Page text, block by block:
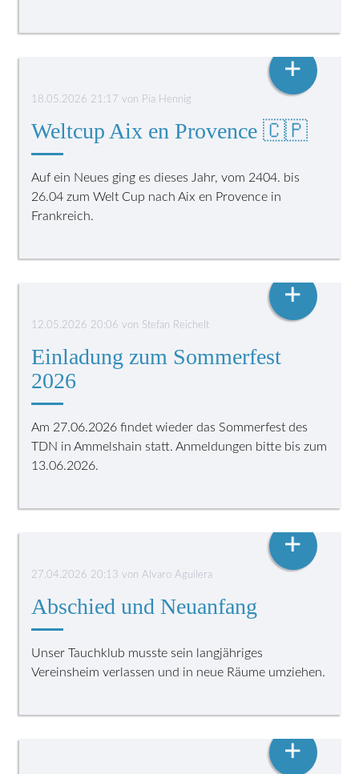
18.05.2026 21:17 von Pia Hennig
Weltcup Aix en Provence 🇨🇵
Auf ein Neues ging es dieses Jahr, vom 2404. bis
26.04 zum Welt Cup nach Aix en Provence in
Frankreich.
+
12.05.2026 20:06 von Stefan Reichelt
Einladung zum Sommerfest
2026
Am 27.06.2026 findet wieder das Sommerfest des
TDN in Ammelshain statt. Anmeldungen bitte bis zum
13.06.2026.
+
27.04.2026 20:13 vonAlvaro Aguilera
Abschied und Neuanfang
Unser Tauchklub musste sein langjähriges
Vereinsheim verlassen und in neue Räume umziehen.
+
+